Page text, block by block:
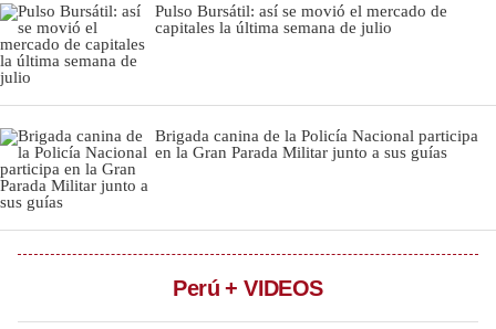
Gestión TV
Videos
Fotogalerías
gestion.pe
Términos
Pulso Bursátil: así se movió el mercado de
capitales la última semana de julio
Brigada canina de la Policía Nacional participa
en la Gran Parada Militar junto a sus guías
Perú + VIDEOS